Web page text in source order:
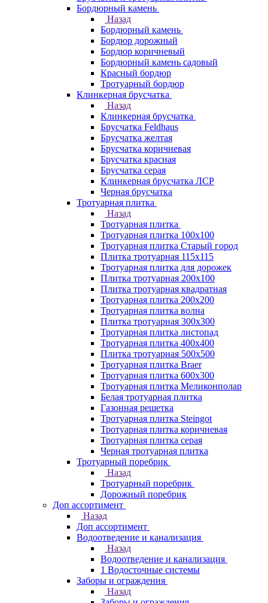
Бордюрный камень
Назад
Бордюрный камень
Бордюр дорожный
Бордюр коричневый
Бордюрный камень садовый
Красный бордюр
Тротуарный бордюр
Клинкерная брусчатка
Назад
Клинкерная брусчатка
Брусчатка Feldhaus
Брусчатка желтая
Брусчатка коричневая
Брусчатка красная
Брусчатка серая
Клинкерная брусчатка ЛСР
Черная брусчатка
Тротуарная плитка
Назад
Тротуарная плитка
Тротуарная плитка 100x100
Тротуарная плитка Старый город
Плитка тротуарная 115x115
Тротуарная плитка для дорожек
Плитка тротуарная 200х100
Плитка тротуарная квадратная
Тротуарная плитка 200х200
Тротуарная плитка волна
Плитка тротуарная 300х300
Тротуарная плитка листопад
Тротуарная плитка 400х400
Плитка тротуарная 500x500
Тротуарная плитка Braer
Тротуарная плитка 600х300
Тротуарная плитка Меликонполар
Белая тротуарная плитка
Газонная решетка
Тротуарная плитка Steingot
Тротуарная плитка коричневая
Тротуарная плитка серая
Черная тротуарная плитка
Тротуарный поребрик
Назад
Тротуарный поребрик
Дорожный поребрик
Доп ассортимент
Назад
Доп ассортимент
Водоотведение и канализация
Назад
Водоотведение и канализация
1 Водосточные системы
Заборы и ограждения
Назад